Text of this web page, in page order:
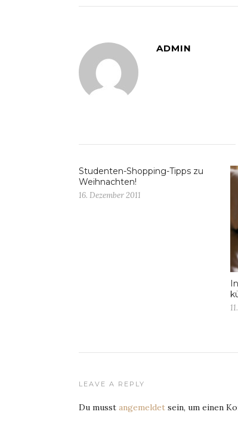
ADMIN
Studenten-Shopping-Tipps zu
Weihnachten!
16. Dezember 2011
LEAVE A REPLY
Du musst angemeldet sein, um einen